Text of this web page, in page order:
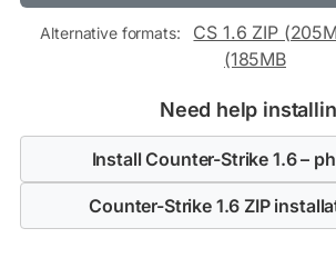
Alternative formats: CS 1.6 ZIP
(185MB
Need help
Install Counter-Strike 1.6 –
Counter-Strike 1.6 ZIP